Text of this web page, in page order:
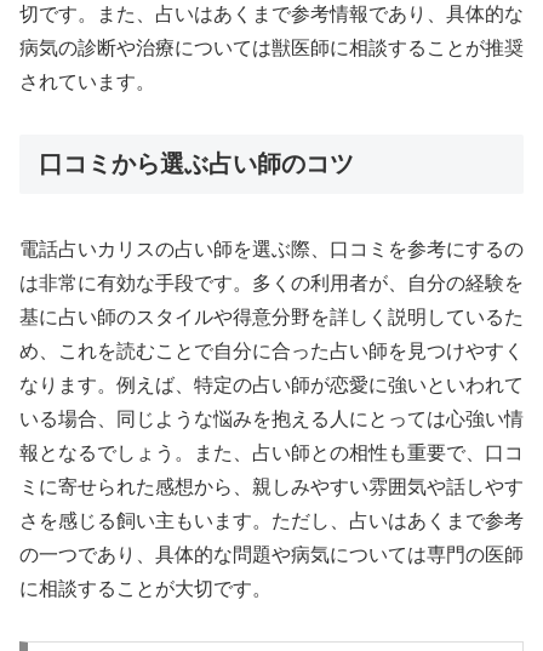
切です。また、占いはあくまで参考情報であり、具体的な
病気の診断や治療については獣医師に相談することが推奨
されています。
口コミから選ぶ占い師のコツ
電話占いカリスの占い師を選ぶ際、口コミを参考にするの
は非常に有効な手段です。多くの利用者が、自分の経験を
基に占い師のスタイルや得意分野を詳しく説明しているた
め、これを読むことで自分に合った占い師を見つけやすく
なります。例えば、特定の占い師が恋愛に強いといわれて
いる場合、同じような悩みを抱える人にとっては心強い情
報となるでしょう。また、占い師との相性も重要で、口コ
ミに寄せられた感想から、親しみやすい雰囲気や話しやす
さを感じる飼い主もいます。ただし、占いはあくまで参考
の一つであり、具体的な問題や病気については専門の医師
に相談することが大切です。